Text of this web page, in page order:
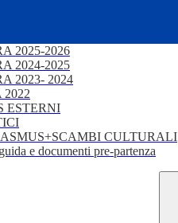
2025-2026
2024-2025
2023- 2024
ESTERNI
CULTURALI
e documenti pre-partenza